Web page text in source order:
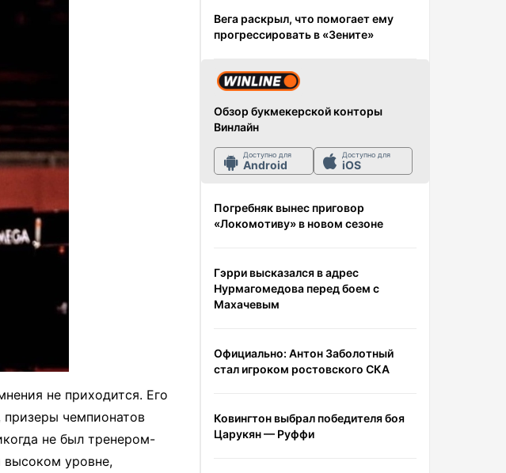
не приходится. Его
чемпионатов
не был тренером-
высоком уровне,
Вега раскрыл, что помогает ему
прогрессировать в «Зените»
Обзор букмекерской конторы
Винлайн
Доступно для
Android
Доступно для
iOS
Погребняк вынес приговор
«Локомотиву» в новом сезоне
Гэрри высказался в адрес
Нурмагомедова перед боем с
Махачевым
Официально: Антон Заболотный
стал игроком ростовского СКА
Ковингтон выбрал победителя боя
Царукян — Руффи